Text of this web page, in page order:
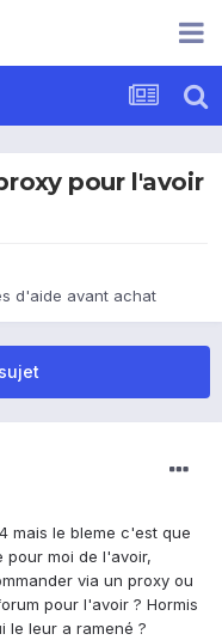
pour l'avoir
d'aide avant achat
mais le bleme c'est que
pour moi de l'avoir,
via un proxy ou
pour l'avoir ? Hormis
le leur a ramené ?